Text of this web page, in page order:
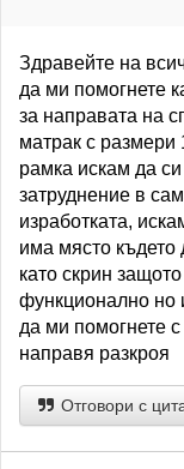
Здравейте на
да ми помогнете
за направата на
матрак с размери
рамка искам да
затруднение в
изработката,
има място където
като скрин
функционално но
да ми помогнете
направя разкроя
Отговори с